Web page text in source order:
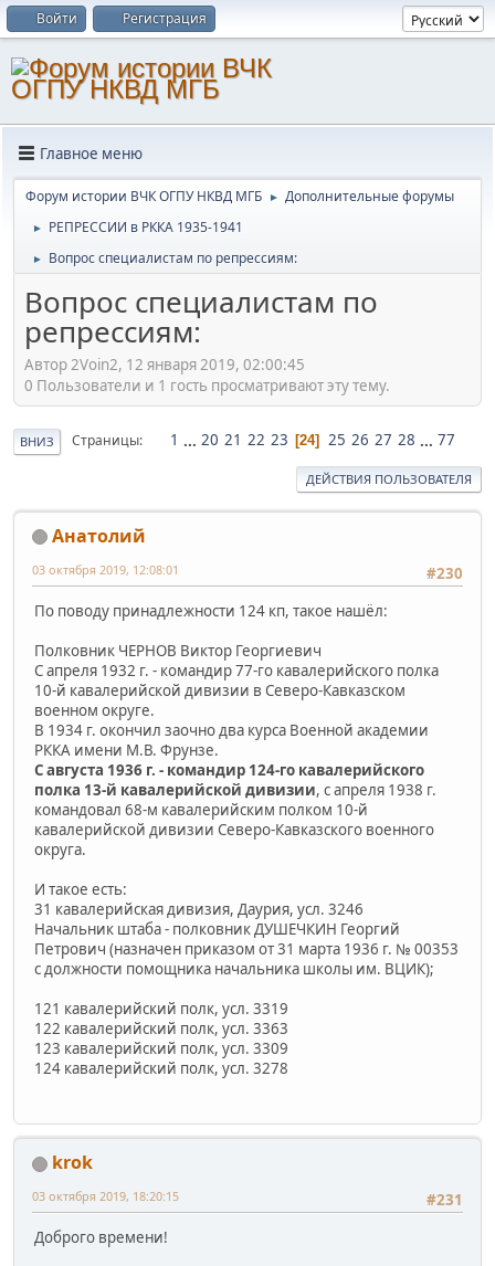
Войти Регистрация
Главное меню
Форум истории ВЧК ОГПУ НКВД МГБ ► Дополнительные форумы
► РЕПРЕССИИ в РККА 1935-1941
► Вопрос специалистам по репрессиям:
Вопрос специалистам по
репрессиям:
Автор 2Voin2, 12 января 2019, 02:00:45
0 Пользователи и 1 гость просматривают эту тему.
ВНИЗ Страницы 1 ... 20 21 22 23 24 25 26 27 28 ... 77
ДЕЙСТВИЯ ПОЛЬЗОВАТЕЛЯ
Анатолий
#230
03 октября 2019, 12:08:01
По поводу принадлежности 124 кп, такое нашёл:
Полковник ЧЕРНОВ Виктор Георгиевич
С апреля 1932 г. - командир 77-го кавалерийского полка
10-й кавалерийской дивизии в Северо-Кавказском
военном округе.
В 1934 г. окончил заочно два курса Военной академии
РККА имени М.В. Фрунзе.
С августа 1936 г. - командир 124-го кавалерийского
полка 13-й кавалерийской дивизии, с апреля 1938 г.
командовал 68-м кавалерийским полком 10-й
кавалерийской дивизии Северо-Кавказского военного
округа.
И такое есть:
31 кавалерийская дивизия, Даурия, усл. 3246
Начальник штаба - полковник ДУШЕЧКИН Георгий
Петрович (назначен приказом от 31 марта 1936 г. № 00353
с должности помощника начальника школы им. ВЦИК);
121 кавалерийский полк, усл. 3319
122 кавалерийский полк, усл. 3363
123 кавалерийский полк, усл. 3309
124 кавалерийский полк, усл. 3278
krok
#231
03 октября 2019, 18:20:15
Доброго времени!